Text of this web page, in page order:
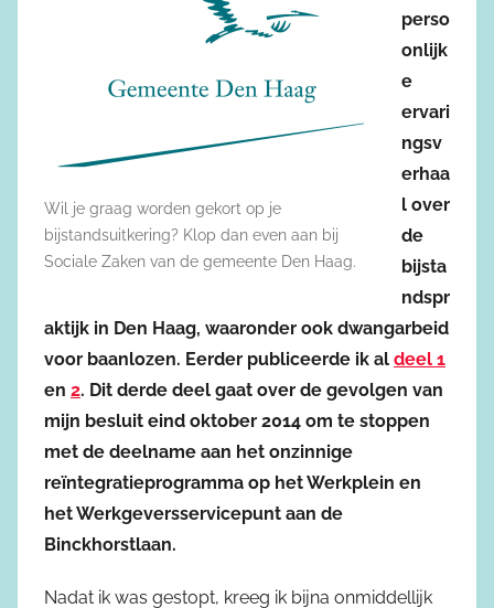
Wil je graag worden gekort op je
bijstandsuitkering? Klop dan even aan bij
Sociale Zaken van de gemeente Den Haag.
perso
onlijk
e
ervari
ngsv
erhaa
l over
de
bijsta
ndspr
aktijk in Den Haag, waaronder ook dwangarbeid
voor baanlozen. Eerder publiceerde ik al deel 1
en 2. Dit derde deel gaat over de gevolgen van
mijn besluit eind oktober 2014 om te stoppen
met de deelname aan het onzinnige
reïntegratieprogramma op het Werkplein en
het Werkgeversservicepunt aan de
Binckhorstlaan.
Nadat ik was gestopt, kreeg ik bijna onmiddellijk